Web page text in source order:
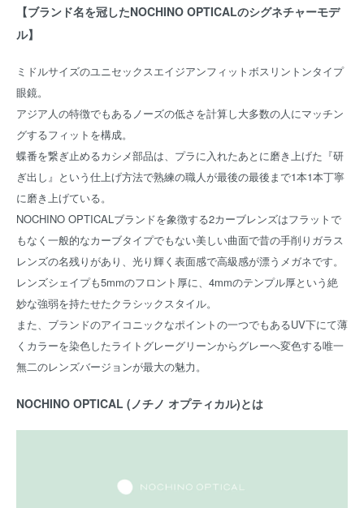
【ブランド名を冠したNOCHINO OPTICALのシグネチャーモデ
ル】
ミドルサイズのユニセックスエイジアンフィットボスリントンタイプ
眼鏡。
アジア人の特徴でもあるノーズの低さを計算し大多数の人にマッチン
グするフィットを構成。
蝶番を繋ぎ止めるカシメ部品は、プラに入れたあとに磨き上げた『研
ぎ出し』という仕上げ方法で熟練の職人が最後の最後まで1本1本丁寧
に磨き上げている。
NOCHINO OPTICALブランドを象徴する2カーブレンズはフラットで
もなく一般的なカーブタイプでもない美しい曲面で昔の手削りガラス
レンズの名残りがあり、光り輝く表面感で高級感が漂うメガネです。
レンズシェイプも5mmのフロント厚に、4mmのテンプル厚という絶
妙な強弱を持たせたクラシックスタイル。
また、ブランドのアイコニックなポイントの一つでもあるUV下にて薄
くカラーを染色したライトグレーグリーンからグレーへ変色する唯一
無二のレンズバージョンが最大の魅力。
NOCHINO OPTICAL (ノチノ オプティカル)とは